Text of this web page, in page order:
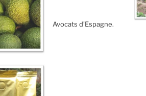
Avocats d’Espagne.